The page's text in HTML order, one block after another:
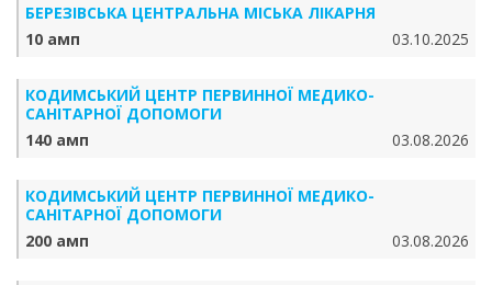
БЕРЕЗІВСЬКА ЦЕНТРАЛЬНА МІСЬКА ЛІКАРНЯ
10 амп
03.10.2025
КОДИМСЬКИЙ ЦЕНТР ПЕРВИННОЇ МЕДИКО-
САНІТАРНОЇ ДОПОМОГИ
140 амп
03.08.2026
КОДИМСЬКИЙ ЦЕНТР ПЕРВИННОЇ МЕДИКО-
САНІТАРНОЇ ДОПОМОГИ
200 амп
03.08.2026